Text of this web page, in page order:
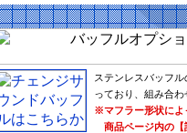
ステンレスバッフ
っており、組み合
※マフラー形状によ
商品ページ内の【